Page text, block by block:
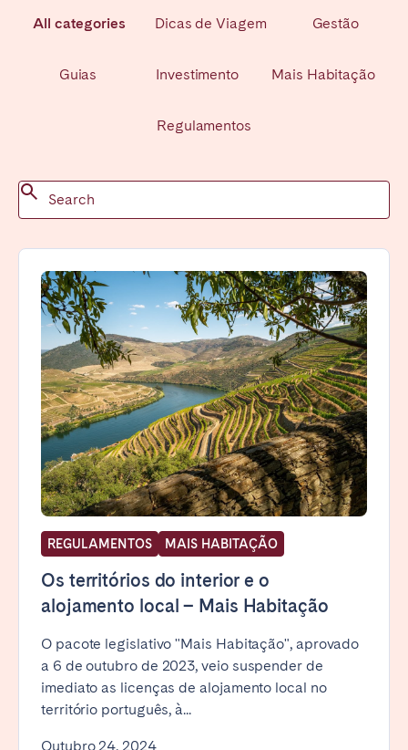
All categories Dicas de Viagem Gestão
Guias Investimento Mais Habitação
Regulamentos
REGULAMENTOS MAIS HABITAÇÃO
Os territórios do interior e o
alojamento local – Mais Habitação
O pacote legislativo "Mais Habitação", aprovado
a 6 de outubro de 2023, veio suspender de
imediato as licenças de alojamento local no
território português, à...
Outubro 24, 2024